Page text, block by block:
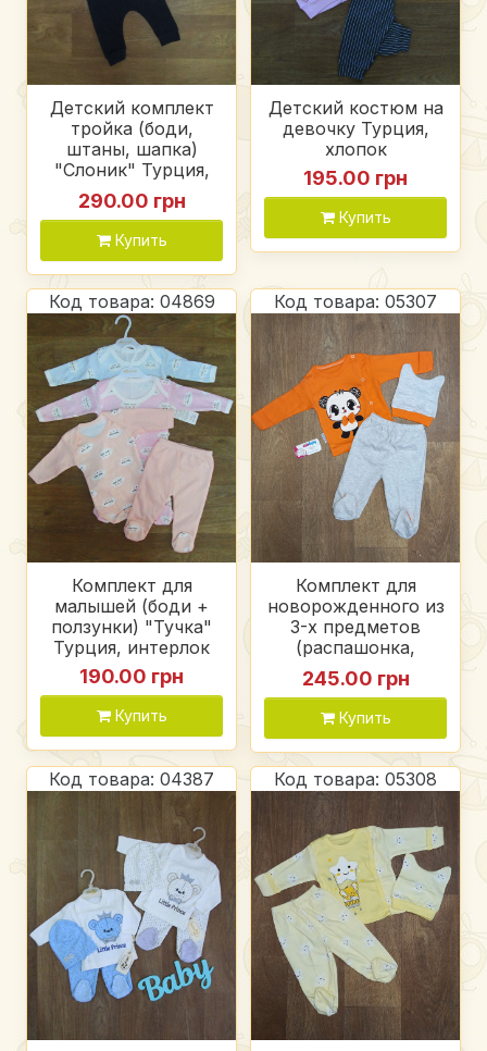
Детский комплект
тройка (боди,
штаны, шапка)
"Слоник" Турция,
интерлок
290.00 грн
Купить
Детский костюм на
девочку Турция,
хлопок
195.00 грн
Купить
Код товара: 04869
Комплект для
малышей (боди +
ползунки) "Тучка"
Турция, интерлок
190.00 грн
Купить
Код товара: 05307
Комплект для
новорожденного из
3-х предметов
(распашонка,
ползуны, шапочка)
Турция, интерлок
245.00 грн
Купить
Код товара: 04387 Код товара: 05308